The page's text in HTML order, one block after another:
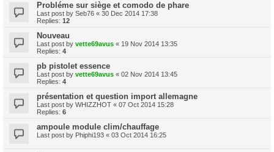
Probléme sur siège et comodo de phare
Last post by Seb76 « 30 Dec 2014 17:38
Replies: 12
Nouveau
Last post by vette69avus « 19 Nov 2014 13:35
Replies: 4
pb pistolet essence
Last post by vette69avus « 02 Nov 2014 13:45
Replies: 4
présentation et question import allemagne
Last post by WHIZZHOT « 07 Oct 2014 15:28
Replies: 6
ampoule module clim/chauffage
Last post by Phiphi193 « 03 Oct 2014 16:25